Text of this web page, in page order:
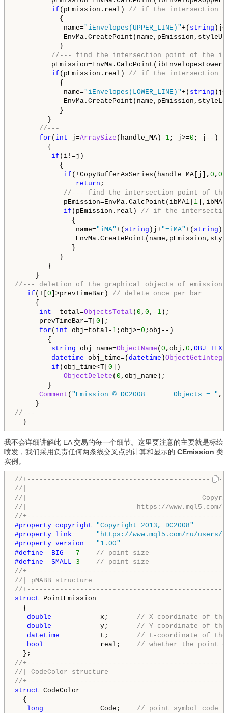
if (pEmission.real) // if the intersection
{
name="iEnvelopes(UPPER_LINE)"+( string )j+
}
//--- find the intersection point of the
pEmission=EnvMa.CalcPoint(ibEnvelopesLower[
if (pEmission.real) // if the intersection
{
name="iEnvelopes(LOWER_LINE)"+( string )j+
}
}
//---
for ( int j=ArraySize (handle_MA)- 1; j>=0 ; j--)
{
if (i!=j)
{
if (!CopyBufferAsSeries(handle_MA[j], 0 , 0
return ;
//--- find the intersection point of the
pEmission=EnvMa.CalcPoint(ibMA1[ 1
if (pEmission.real) // if the
{
name="iMA"+( string )j+"=iMA"+( string
}
}
}
//--- deletion of the graphical objects of
if (T[ 0 ]>prevTimeBar) // delete once per bar
{
int total=ObjectsTotal ( 0 , 0 ,- 1 );
prevTimeBar=T[ 0 ];
for ( int obj=total- 1;obj>=0 ;obj--)
{
string obj_name=ObjectName ( 0 ,obj, 0 , OBJ_TEXT
datetime obj_time=( datetime )
if (obj_time<T[ 0 ])
ObjectDelete ( 0 ,obj_name);
}
Comment ( "Emission © DC2008       Objects = "
//---
}
我不会详细讲解此 EA 交易的每一个细节。这里要注意的主要就是标绘
喷发，我们采用负责任何两条线交叉点的计算和显示的 CEmission 类
实例。
//
//
//|
//|                           https://www.mql5.com/
//
#property copyright "Copyright 2013, DC2008"
#property link "https://www.mql5.com/ru/users/
#property version "1.00"
#define  BIG 7
// point size
#define  SMALL 3
// point size
//
//| pMABB structure
//
struct PointEmission
{
double x; // X-coordinate of
double y; // Y-coordinate of
datetime t; // t-coordinate of
bool real; // whether the point
//
//| CodeColor structure
//
struct CodeColor
{
long Code; // point symbol code